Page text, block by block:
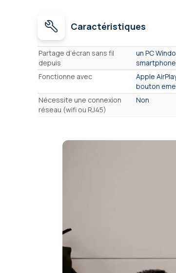
Caractéristiques
Caractéristiques
Partage d’écran sans fil
depuis
un PC
smartphone
Fonctionne avec
Apple
bouton
Nécessite une connexion
réseau (wifi ou RJ45)
Non
Résolution partage sans fil
2160p
Non - 30
Fonction partage d'une seule
fenêtre
Retransmission de l'image
vers d’autres utilisateurs
Non